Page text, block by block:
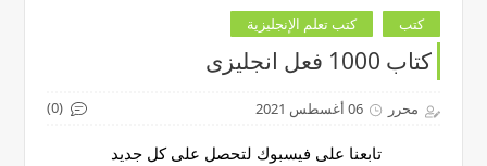
كتب كتب تعلم الإنجليزية
كتاب 1000 فعل انجليزى
محرر 06 أغسطس 2021 (0)
تابعنا على فيسبوك لتحصل على كل جديد